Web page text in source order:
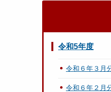
令和5年度
令和６年３月
令和６年２月